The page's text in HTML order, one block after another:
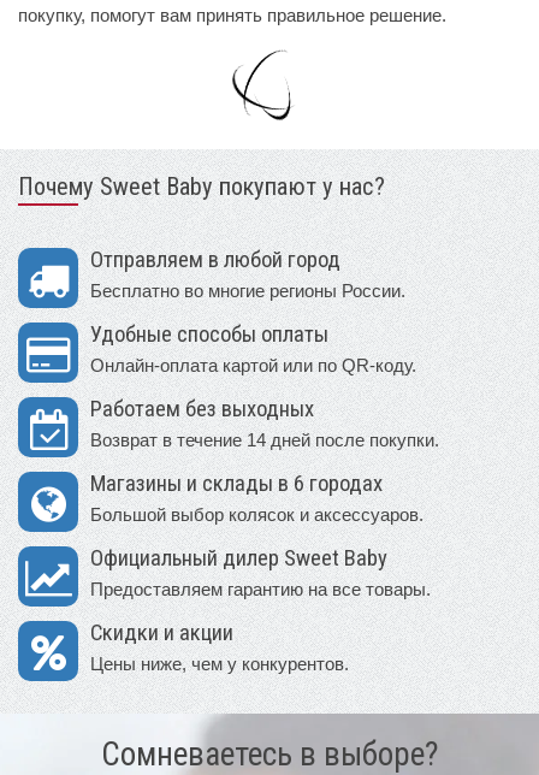
покупку, помогут вам принять правильное решение.
Почему Sweet Baby покупают у нас?
Отправляем в любой город
Бесплатно во многие регионы России.
Удобные способы оплаты
Онлайн-оплата картой или по QR-коду.
Работаем без выходных
Возврат в течение 14 дней после покупки.
Магазины и склады в 6 городах
Большой выбор колясок и аксессуаров.
Официальный дилер Sweet Baby
Предоставляем гарантию на все товары.
Скидки и акции
Цены ниже, чем у конкурентов.
Сомневаетесь в выборе?